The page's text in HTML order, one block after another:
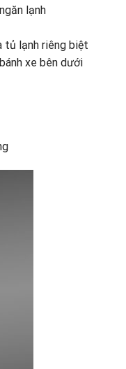
lạnh
tủ lạnh riêng biệt
xe bên dưới